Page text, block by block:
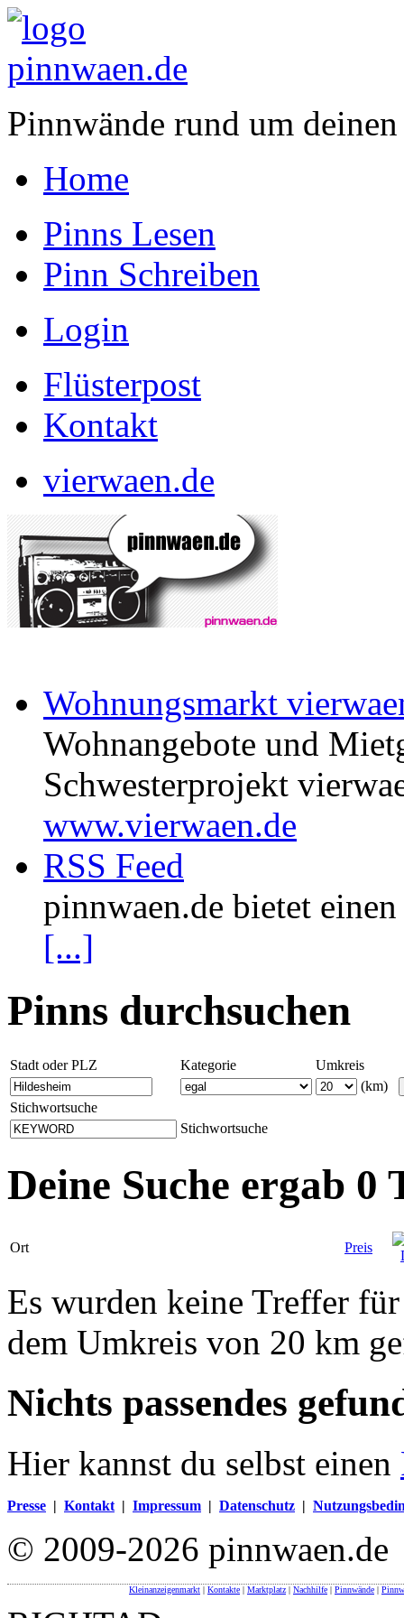
Pinnwände rund um
Home
Pinns Lesen
Pinn Schreiben
Login
Flüsterpost
Kontakt
vierwaen.de
Wohnungsmarkt
Wohnangebote und
Schwesterprojekt
www.vierwaen.de
RSS Feed
pinnwaen.de bietet
[...]
Pinns durchsuchen
Stadt oder PLZ Kategorie
Umkreis
(km)
Stichwortsuche
Stichwortsuche
Deine Suche ergab 0
Ort Preis
Es wurden keine Treffer
dem Umkreis von 20 km
Nichts passendes
Hier kannst du selbst einen
Presse | Kontakt | Impressum | Datenschutz |
© 2009-2026 pinnwaen.de
Kleinanzeigenmarkt | Kontakte | Marktplatz | Nachhilfe | Pinnwände |